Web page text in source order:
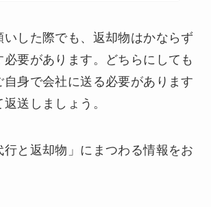
いした際でも、返却物はかならず
要があります。どちらにしても
自身で会社に送る必要があります
送しましょう。
行と返却物」にまつわる情報をお